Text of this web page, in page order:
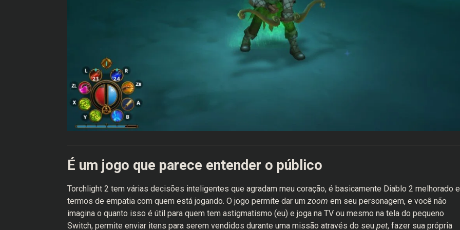
É um jogo que parece entender o público
Torchlight 2 tem várias decisões inteligentes que agradam meu coração, é basicamente Diablo 2 melhorado
termos de empatia com quem está jogando. O jogo permite dar um zoom em seu personagem, e você não
imagina o quanto isso é útil para quem tem astigmatismo (eu) e joga na TV ou mesmo na tela do pequeno
Switch, permite enviar itens para serem vendidos durante uma missão através do seu pet, fazer sua própria